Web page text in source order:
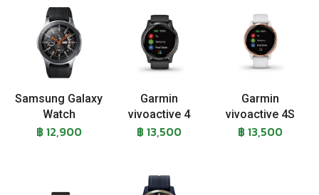
Samsung Galaxy
Watch
฿ 12,900
Garmin
vivoactive 4
฿ 13,500
Garmin
vivoactive 4S
฿ 13,500